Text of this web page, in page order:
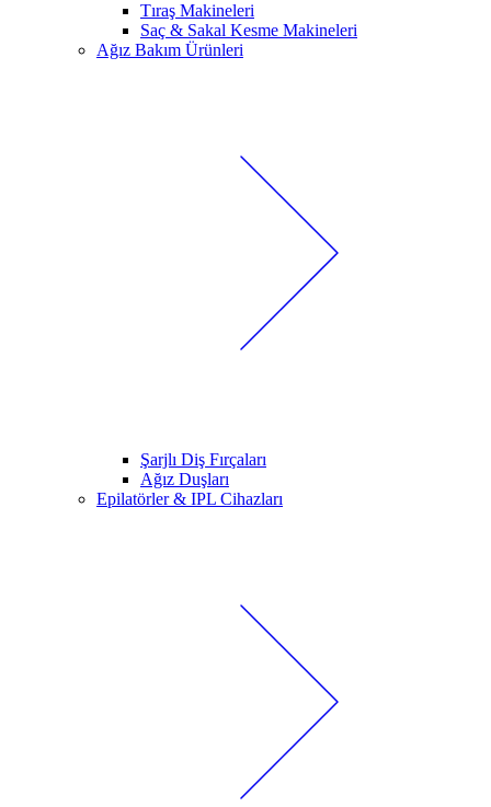
Tıraş Makineleri
Saç & Sakal Kesme Makineleri
Ağız Bakım Ürünleri
Şarjlı Diş Fırçaları
Ağız Duşları
Epilatörler & IPL Cihazları